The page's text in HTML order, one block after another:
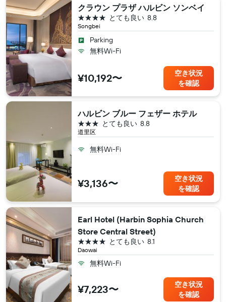
クラウン プラザ ハルビン ソンベイ
Songbei
8.8
とても良い
4つ星
Parking
無料Wi-Fi
¥10,192〜
空き状況
を確認
ハルビン ブルー フェザー ホテル
道里区
8.8
とても良い
3つ星
無料Wi-Fi
¥3,136〜
空き状況
を確認
Earl Hotel (Harbin Sophia Church
Store Central Street)
Daowai
8.1
とても良い
4つ星
無料Wi-Fi
¥7,223〜
空き状況
を確認